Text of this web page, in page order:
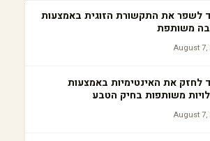
לשפר את התקשורת הזוגית באמצעות
משותפת
August 7,
לחזק את האינטימיות באמצעות
משותפות בחיק הטבע
August 7,